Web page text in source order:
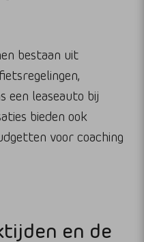
bestaan uit
een leaseauto bij
bieden ook
voor coaching
en de